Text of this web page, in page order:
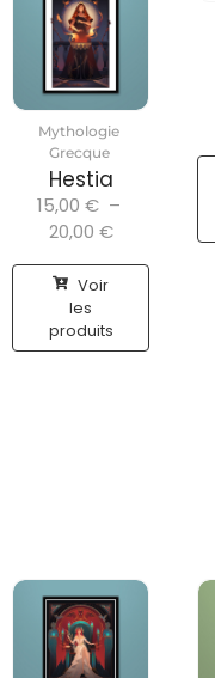
Mythologie
Grecque
Hestia
15,00 € –
20,00 €
Voir
les
produits